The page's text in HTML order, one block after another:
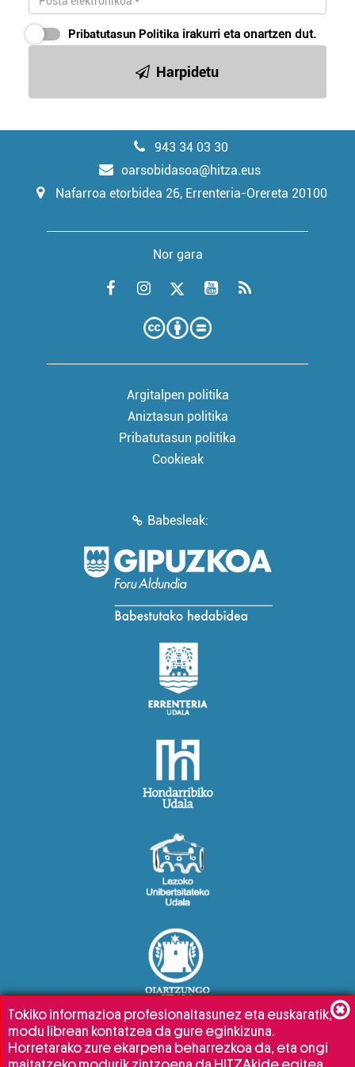
Pribatutasun Politika irakurri eta onartzen dut.
Harpidetu
943 34 03 30
oarsobidasoa@hitza.eus
Nafarroa etorbidea 26, Errenteria-Orereta 20100
Nor gara
Argitalpen politika
Aniztasun politika
Pribatutasun politika
Cookieak
Babesleak:
Tokiko informazioa profesionaltasunez eta euskaratik,
modu librean kontatzea da gure eginkizuna.
Horretarako zure ekarpena beharrezkoa da, eta ongi